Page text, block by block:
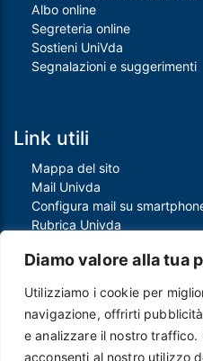
Diamo valore alla tua
Utilizziamo i cookie per
navigazione, offrirti
e analizzare il nostro traffico.
acconsenti al nostro utilizzo
Albo online
Segreteria online
Sostieni UniVda
Segnalazioni e suggerimenti
Link utili
Mappa del sito
Mail Univda
Configura mail su
Rubrica Univda
Piè di pagina
Crediti
Note legali